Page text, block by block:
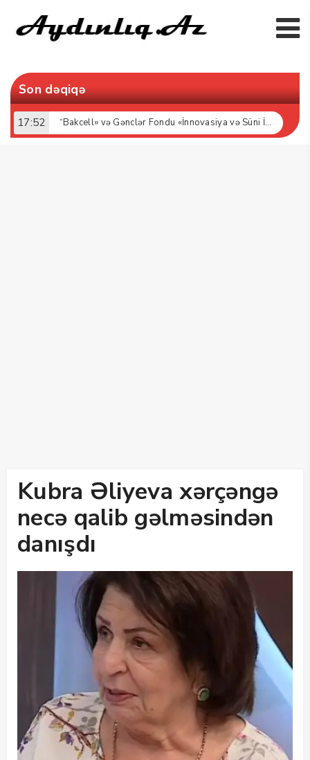
Son dəqiqə
17:52 “Bakcell» və Gənclər Fondu «İnnovasiya və Süni İntellekt» üzrə təqaüd proqramının qalibləri ilə görüş keçirib
Kubra Əliyeva xərçəngə
necə qalib gəlməsindən
danışdı